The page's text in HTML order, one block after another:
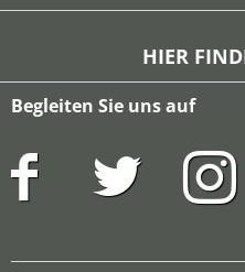
HIER
Begleiten Sie uns auf